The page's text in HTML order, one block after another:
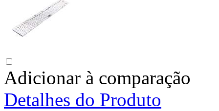
Adicionar à comparação
Detalhes do Produto